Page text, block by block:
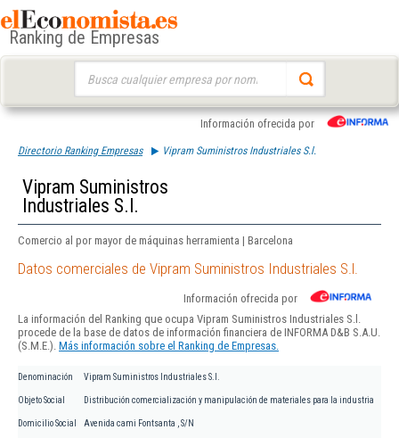
Ranking de Empresas
Información ofrecida por
Directorio Ranking Empresas Vipram Suministros Industriales S.l.
Vipram Suministros
Industriales S.l.
Comercio al por mayor de máquinas herramienta | Barcelona
Datos comerciales de Vipram Suministros Industriales S.l.
Información ofrecida por
La información del Ranking que ocupa Vipram Suministros Industriales S.l.
procede de la base de datos de información financiera de INFORMA D&B S.A.U.
(S.M.E.). Más información sobre el Ranking de Empresas.
Denominación Vipram Suministros Industriales S.l.
Objeto Social Distribución comercialización y manipulación de materiales para la industria
Domicilio Social Avenida cami Fontsanta , S/N